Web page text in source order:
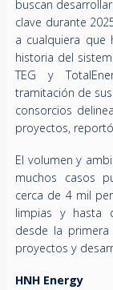
buscan
clave durante
a cualquiera que
historia del
TEG y
tramitación de
consorcios
proyectos, reportó
El volumen y
muchos casos
cerca de 4 mil
limpias y hasta
desde la
proyectos y
HNH Energy